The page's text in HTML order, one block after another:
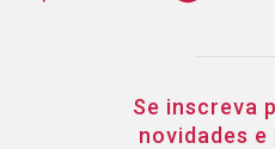
Se inscreva
novidades